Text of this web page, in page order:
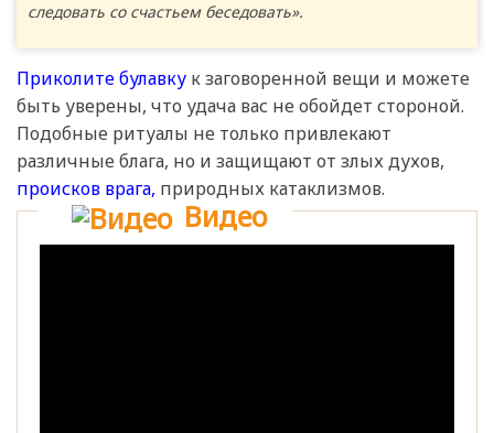
следовать со счастьем беседовать».
Приколите булавку к заговоренной вещи и можете
быть уверены, что удача вас не обойдет стороной.
Подобные ритуалы не только привлекают
различные блага, но и защищают от злых духов,
происков врага, природных катаклизмов.
Видео